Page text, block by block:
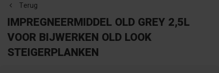
Terug
IMPREGNEERMIDDEL OLD GREY 2,5L
VOOR BIJWERKEN OLD LOOK
STEIGERPLANKEN